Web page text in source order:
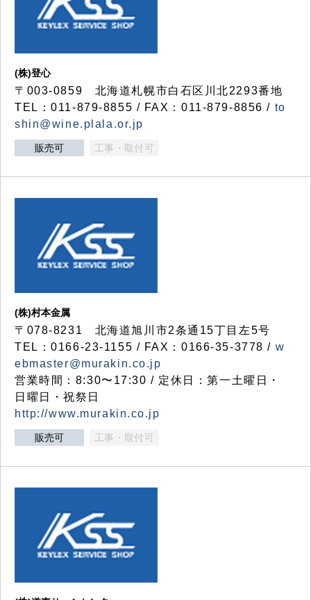
(株)登心
〒003-0859 北海道札幌市白石区川北2293番地
TEL：011-879-8855 / FAX：011-879-8856 / to
shin@wine.plala.or.jp
販売可 工事・取付可
(株)村本金属
〒078-8231 北海道旭川市2条通15丁目左5号
TEL：0166-23-1155 / FAX：0166-35-3778 / w
ebmaster@murakin.co.jp
営業時間：8:30〜17:30 / 定休日：第一土曜日・
日曜日・祝祭日
http://www.murakin.co.jp
販売可 工事・取付可